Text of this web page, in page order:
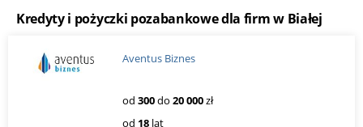
Kredyty i pożyczki pozabankowe dla firm w Białej
Aventus Biznes
od 300do 20 000zł
od 18 lat